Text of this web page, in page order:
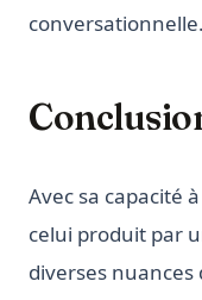
conversationnelle.
Avec sa capacité
celui produit par
diverses nuances